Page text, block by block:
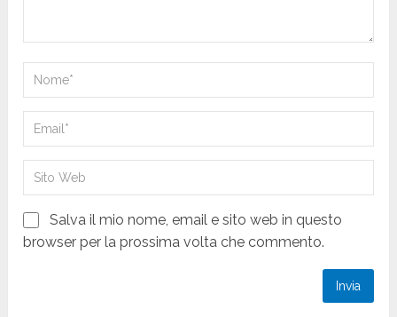
Salva il mio nome, email e sito web in questo
browser per la prossima volta che commento.